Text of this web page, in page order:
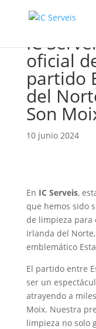
IC
oficial
partido
del
Son
10 junio 2024
En IC Serveis,
que hemos sido
de limpieza para
Irlanda del
emblemático
El partido entre
ser un
atrayendo a
Moix. Nuestra
limpieza no solo